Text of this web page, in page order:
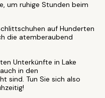
um ruhige Stunden beim
auf Hunderten
die atemberaubend
Unterkünfte in Lake
in den
sind. Tun Sie sich also